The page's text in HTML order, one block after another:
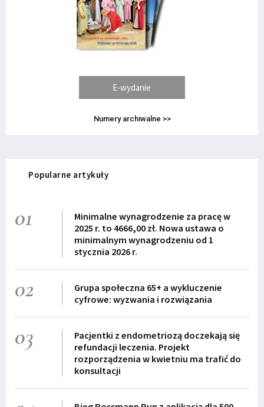
E-wydanie
Numery archiwalne >>
Popularne artykuły
01
Minimalne wynagrodzenie za pracę w
2025 r. to 4666,00 zł. Nowa ustawa o
minimalnym wynagrodzeniu od 1
stycznia 2026 r.
02
Grupa społeczna 65+ a wykluczenie
cyfrowe: wyzwania i rozwiązania
03
Pacjentki z endometriozą doczekają się
refundacji leczenia. Projekt
rozporządzenia w kwietniu ma trafić do
konsultacji